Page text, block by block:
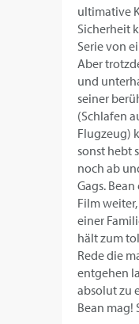
ultimative
Sicherheit
Serie von
Aber
und
seiner
(Schlafen
Flugzeug)
sonst hebt
noch ab
Gags.
Film
einer
hält zum
Rede die
entgehen
absolut zu
Bean mag!